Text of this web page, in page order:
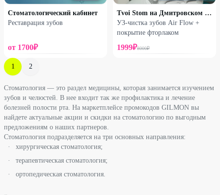
Стоматологический кабинет
Реставрация зубов
от 1700₽
Tvoi Stom на Дмитровском шоссе
УЗ-чистка зубов Air Flow +
покрытие фторлаком
1999₽8000₽
1 2
Стоматология — это раздел медицины, которая занимается изучением
зубов и челюстей. В нее входит так же профилактика и лечение
болезней полости рта. На маркетплейсе промокодов GILMON вы
найдете актуальные акции и скидки на стоматологию по выгодным
предложениям о наших партнеров.
Стоматология подразделяется на три основных направления:
хирургическая стоматология;
терапевтическая стоматология;
ортопедическая стоматология.